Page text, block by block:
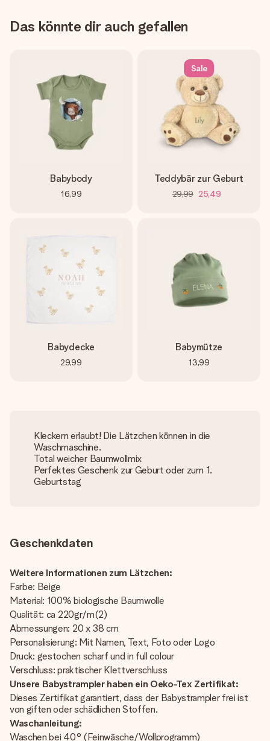
Das könnte dir auch gefallen
Babybody
16,99
Sale
Teddybär zur Geburt
29,99 25,49
Babydecke
29,99
Babymütze
13,99
Kleckern erlaubt! Die Lätzchen können in die
Waschmaschine.
Total weicher Baumwollmix
Perfektes Geschenk zur Geburt oder zum 1.
Geburtstag
Geschenkdaten
Weitere Informationen zum Lätzchen:
Farbe: Beige
Material: 100% biologische Baumwolle
Qualität: ca 220gr/m(2)
Abmessungen: 20 x 38 cm
Personalisierung: Mit Namen, Text, Foto oder Logo
Druck: gestochen scharf und in full colour
Verschluss: praktischer Klettverschluss
Unsere Babystrampler haben ein Oeko-Tex Zertifikat:
Dieses Zertifikat garantiert, dass der Babystrampler frei ist
von giften oder schädlichen Stoffen.
Waschanleitung:
Waschen bei 40° (Feinwäsche/Wollprogramm)